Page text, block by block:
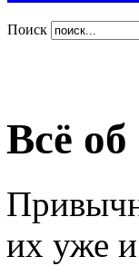
Поиск
Всё
их уже